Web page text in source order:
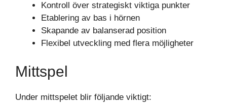
Kontroll över strategiskt viktiga punkter
Etablering av bas i hörnen
Skapande av balanserad position
Flexibel utveckling med flera möjligheter
Mittspel
Under mittspelet blir följande viktigt: